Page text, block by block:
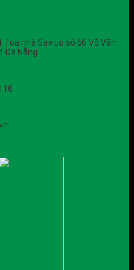
Tòa nhà Savico số 66 Võ Văn
Đà Nẵng